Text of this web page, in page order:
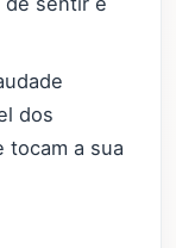
dos
tocam a sua